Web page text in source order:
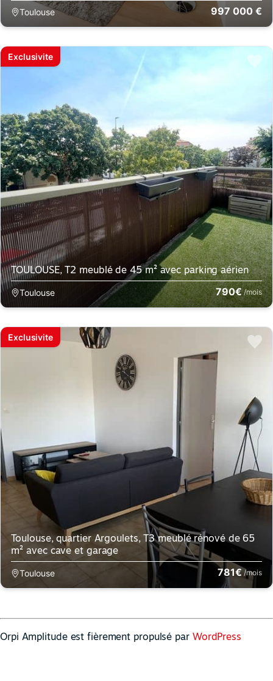
997 000 €
Toulouse
Exclusivite
790€/mois
TOULOUSE, T2 meublé de 45 m² avec parking aérien
Toulouse
Exclusivite
781€ /mois
Toulouse, quartier Argoulets, T3 meublé rénové de 65
m² avec cave et garage
Toulouse
Orpi Amplitude est fièrement propulsé par WordPress